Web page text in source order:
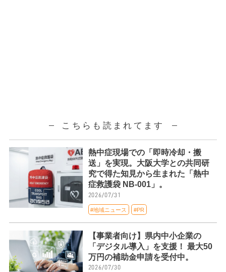
こちらも読まれてます
熱中症現場での「即時冷却・搬
送」を実現。大阪大学との共同研
究で得た知見から生まれた「熱中
症救護袋 NB-001」。
2026/07/31
#地域ニュース #PR
【事業者向け】県内中小企業の
「デジタル導入」を支援！ 最大50
万円の補助金申請を受付中。
2026/07/30